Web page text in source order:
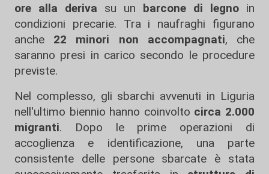
ore alla deriva su un barcone di legno in
condizioni precarie. Tra i naufraghi figurano
anche 22 minori non accompagnati, che
saranno presi in carico secondo le procedure
previste.
Nel complesso, gli sbarchi avvenuti in Liguria
nell'ultimo biennio hanno coinvolto circa 2.000
migranti. Dopo le prime operazioni di
accoglienza e identificazione, una parte
consistente delle persone sbarcate è stata